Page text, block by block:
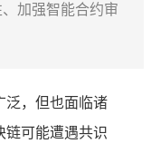
加强智能合约审
泛，但也面临诸
链可能遭遇共识